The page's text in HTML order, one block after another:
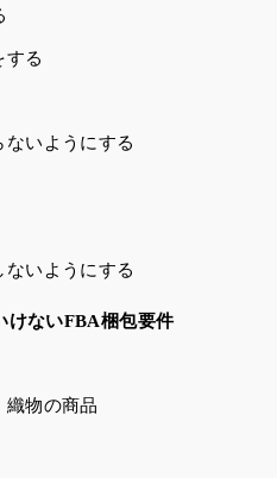
する
いようにする
いようにする
けないFBA梱包要件
織物の商品